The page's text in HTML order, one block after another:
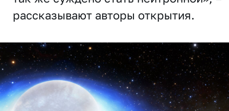
рассказывают авторы открытия.